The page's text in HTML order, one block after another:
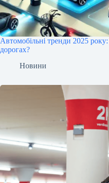
Автомобільні тренди 2025
дорогах?
Новини